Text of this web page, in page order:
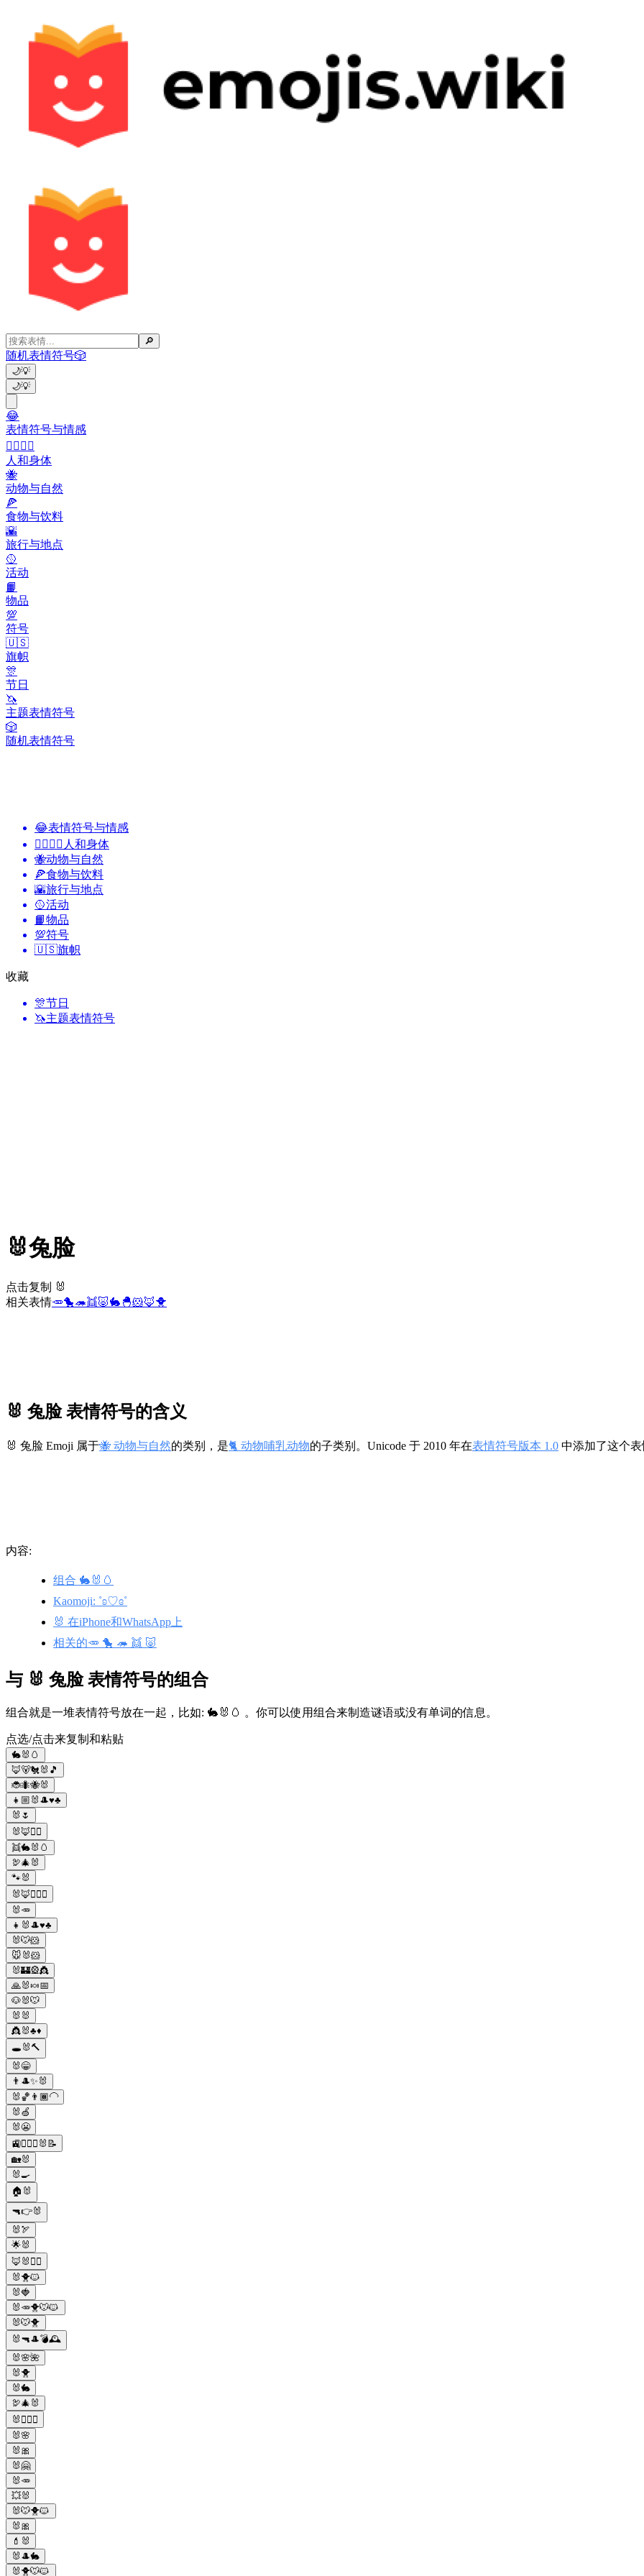
🔎
随机表情符号🎲
🌙💡
🌙💡
😂
表情符号与情感
👩‍❤️‍💋‍👨
人和身体
🐝
动物与自然
🍕
食物与饮料
🌇
旅行与地点
🥎
活动
📙
物品
💯
符号
🇺🇸
旗帜
🎊
节日
🦄
主题表情符号
🎲
随机表情符号
😂表情符号与情感
👩‍❤️‍💋‍👨 人和身体
🐝动物与自然
🍕食物与饮料
🌇旅行与地点
🥎活动
📙物品
💯符号
🇺🇸旗帜
收藏
🎊节日
🦄主题表情符号
🐰兔脸
点击复制 🐰
相关表情🥕🐤🦔👯🐷🐇 🐣🐹🦊🐥
🐰 兔脸 表情符号的含义
🐰 兔脸 Emoji 属于🐝 动物与自然的类别，是🐈 动物哺乳动物的子类别。Unicode 于 2010 年在表情符号版本 1.0 中添加了这个
内容:
组合 🐇🐰🥚
Kaomoji: ˚ʚ♡ɞ˚
🐰 在iPhone和WhatsApp上
相关的🥕 🐤 🦔 👯 🐷
与 🐰 兔脸 表情符号的组合
组合就是一堆表情符号放在一起，比如: 🐇🐰🥚 。你可以使用组合来制造谜语或没有单词的信息。
点选/点击来复制和粘贴
🐇🐰🥚
🦊🐻🐔🐰🎵
🐞🐜🐝🐰
👧🏼🐰🎩♥️♣️
🐰🌷
🐰🦊👮‍♂️
👯🐇🐰🥚
🦃🎄🐰
🐾🐰
🐰🦊👮🏻‍♀️
🐰🥕
👧🐰🎩♥️♣️
🐰🐭🐹
🐭🐰🐹
🐰🏰🎡👸
🙏🐰🍬📅
🐶🐰🐭
🐰🐰
👸🐰♣️♦️
🕳️🐰🔨
🐰😁
👨🎩✨🐰
🐰🏀👨🏾‍🦲
🐰🍏
🐰😬
🚉👨🏻‍✈️🐰📝
🏡🐰
🐰🍳
🏠🐰
🔫👉🐰
🐰🏹
🌟🐰
🦊🐰👮‍♀️
🐰🐥🐱
🐰🍓
🐰🥕🐥🐭🐱
🐰🐭🐥
🐰🔫🎩💣🕰️
🐰🌸🌺
🐰🐥
🐰🐇
🦃🎄🐰
🐰👮🏻‍♀
🐰🌸
🐰🎀
🐰🤗
🐰🥕
💥🐰
🐰🐭🐥🐱
🐰🎀
💄🐰
🐰🎩🐇
🐰🐥🐭🐱